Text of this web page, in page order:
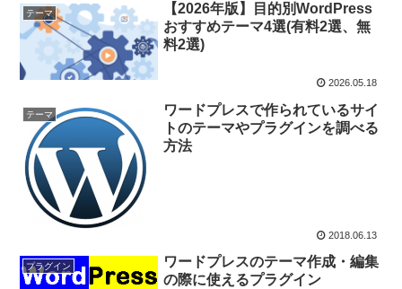
テーマ
【2026年版】目的別WordPress
おすすめテーマ4選(有料2選、無
料2選)
2026.05.18
テーマ
ワードプレスで作られているサイ
トのテーマやプラグインを調べる
方法
2018.06.13
プラグイン
ワードプレスのテーマ作成・編集
の際に使えるプラグイン